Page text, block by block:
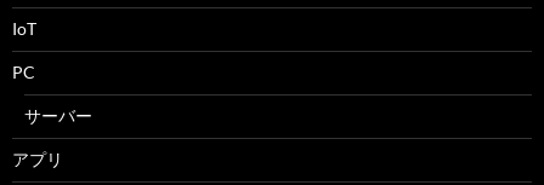
IoT
PC
サーバー
アプリ